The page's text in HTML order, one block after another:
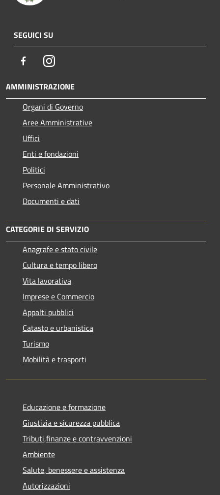
SEGUICI SU
FacebookInstagram
AMMINISTRAZIONE
Organi di Governo
Aree Amministrative
Uffici
Enti e fondazioni
Politici
Personale Amministrativo
Documenti e dati
CATEGORIE DI SERVIZIO
Anagrafe e stato civile
Cultura e tempo libero
Vita lavorativa
Imprese e Commercio
Appalti pubblici
Catasto e urbanistica
Turismo
Mobilità e trasporti
Educazione e formazione
Giustizia e sicurezza pubblica
Tributi,finanze e contravvenzioni
Ambiente
Salute, benessere e assistenza
Autorizzazioni